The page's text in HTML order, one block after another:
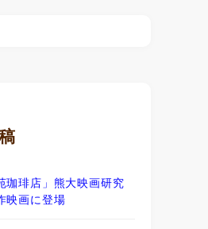
珈琲店」熊大映画研究
映画に登場